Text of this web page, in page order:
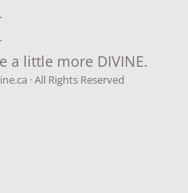
a little more DIVINE.
· All Rights Reserved